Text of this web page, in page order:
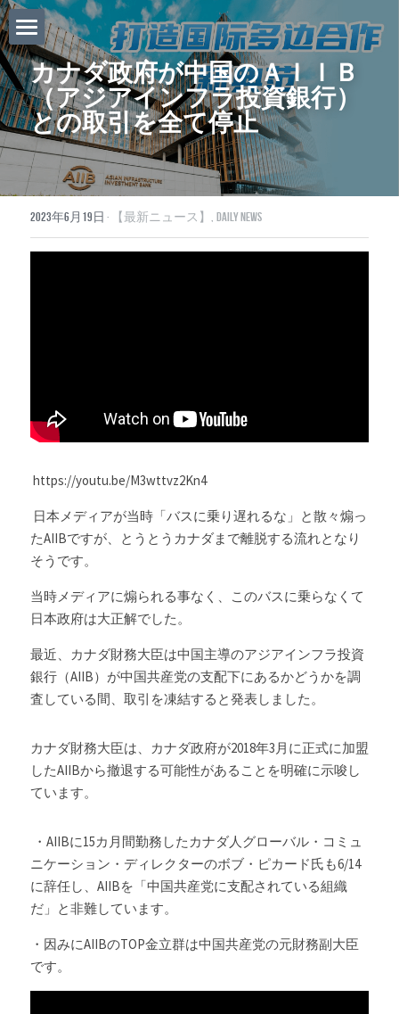
ホーム
Daily News
About Globalists
U.S. News
EuropeNews
Russia News
Middle East
特集ページ
About Mei
Beginner's Content
question corner
投資
検索
カナダ政府が中国のＡＩＩＢ
（アジアインフラ投資銀行）
との取引を全て停止
2023年6月19日 · 【最新ニュース】, Daily News
https://youtu.be/M3wttvz2Kn4
たAIIBですが、とうとうカナダまで離脱する流れとなり
そうです。
当時メディアに煽られる事なく、このバスに乗らなくて
日本政府は大正解でした。
最近、カナダ財務大臣は中国主導のアジアインフラ投資
銀行（AIIB）が中国共産党の支配下にあるかどうかを調
査している間、取引を凍結すると発表しました。
カナダ財務大臣は、カナダ政府が2018年3月に正式に加盟
したAIIBから撤退する可能性があることを明確に示唆し
ています。
ニケーション・ディレクターのボブ・ピカード氏も6/14
に辞任し、AIIBを「中国共産党に支配されている組織
だ」と非難しています。
・因みにAIIBのTOP金立群は中国共産党の元財務副大臣
です。